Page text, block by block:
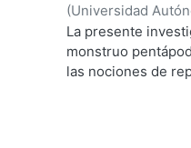
(Universidad
de Servicios de
La presente
monstruo
las nociones de